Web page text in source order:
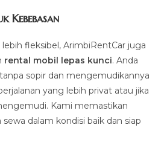
Kebebasan
fleksibel, ArimbiRentCar juga
rental mobil lepas kunci. Anda
sopir dan mengemudikannya
yang lebih privat atau jika
Kami memastikan
dalam kondisi baik dan siap